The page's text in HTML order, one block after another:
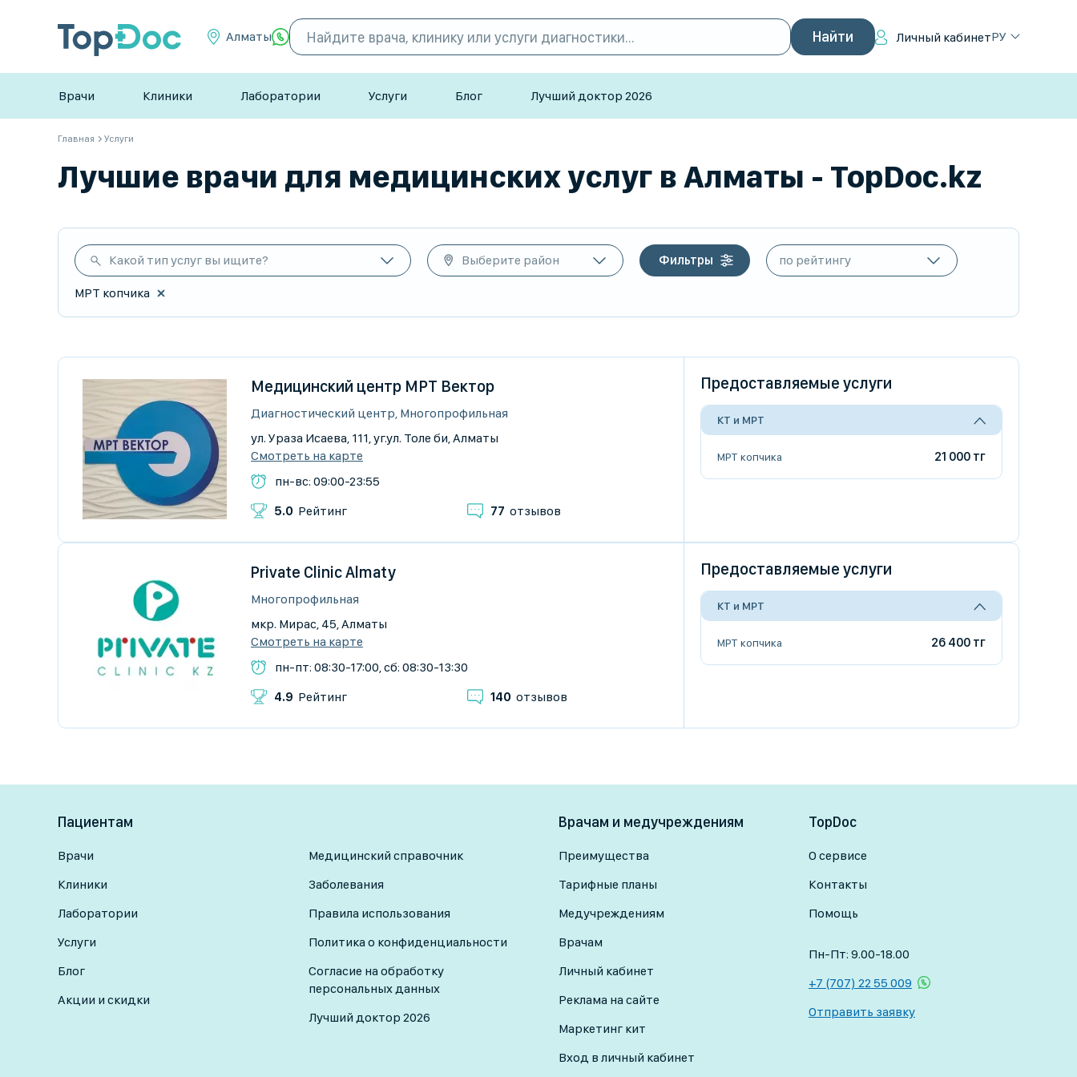
Алматы Личный кабинетРУ
Врачи Клиники Лаборатории Услуги Блог Лучший доктор 2026
Главная Услуги
Лучшие врачи для медицинских услуг в Алматы - TopDoc.kz
Какой тип услуг вы ищите?
МРТ копчика
Выберите район Фильтры
Медицинский центр МРТ Вектор
Диагностический центр, Многопрофильная
ул. Ураза Исаева, 111, уг.ул. Толе би, Алматы
Смотреть на карте
пн-вс: 09:00-23:55
5.0 Рейтинг 77 отзывов
Предоставляемые услуги
КТ и МРТ
МРТ копчика 21 000 тг
Private Clinic Almaty
Многопрофильная
мкр. Мирас, 45, Алматы
Смотреть на карте
пн-пт: 08:30-17:00, сб: 08:30-13:30
4.9 Рейтинг 140 отзывов
Предоставляемые услуги
КТ и МРТ
МРТ копчика 26 400 тг
Пациентам
Врачи
Клиники
Лаборатории
Услуги
Блог
Акции и скидки
Медицинский справочник
Заболевания
Правила использования
Политика о конфиденциальности
Согласие на обработку
персональных данных
Лучший доктор 2026
Врачам и медучреждениям
Преимущества
Тарифные планы
Медучреждениям
Врачам
Личный кабинет
Реклама на сайте
Маркетинг кит
Вход в личный кабинет
TopDoc
О сервисе
Контакты
Помощь
Пн-Пт: 9.00-18.00
+7 (707) 22 55 009
Отправить заявку